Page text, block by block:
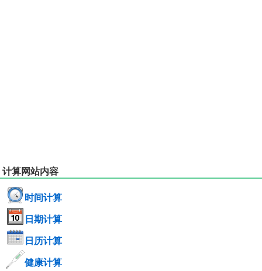
计算网站内容
时间计算
日期计算
日历计算
健康计算